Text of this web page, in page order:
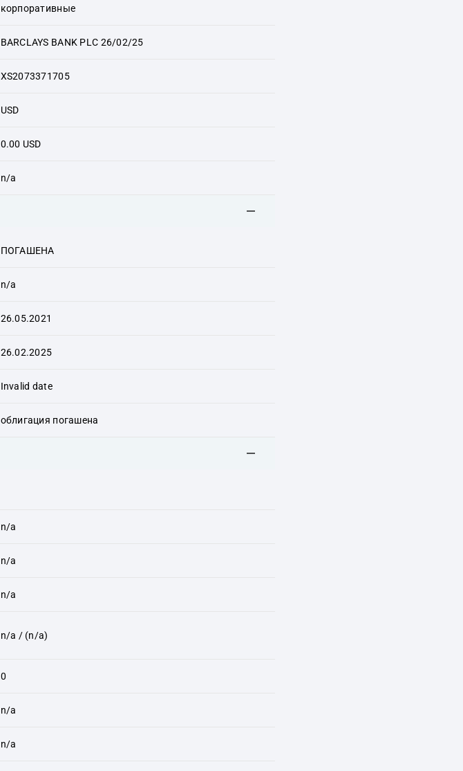
корпоративные
BARCLAYS BANK PLC 26/02/25
XS2073371705
USD
0.00 USD
n/a
ПОГАШЕНА
n/a
26.05.2021
26.02.2025
Invalid date
облигация погашена
n/a
n/a
n/a
n/a / (n/a)
0
n/a
n/a